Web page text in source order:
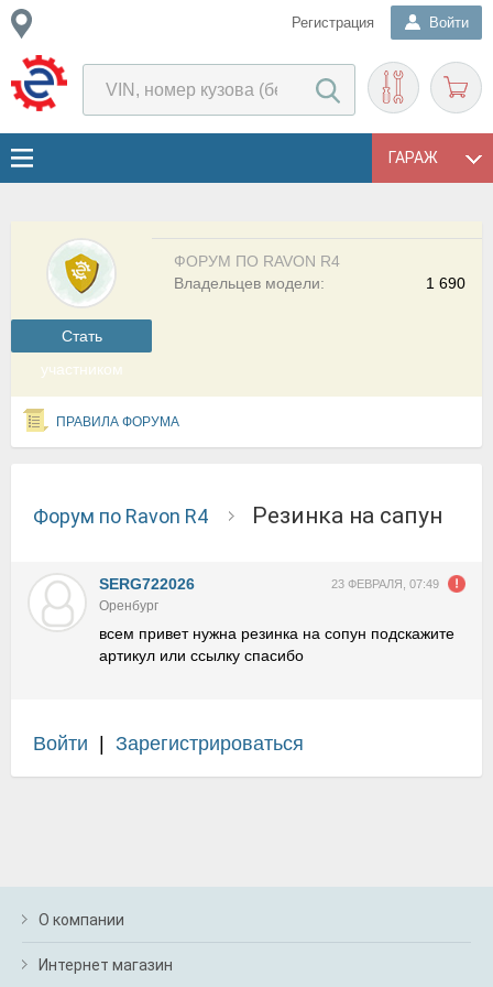
Регистрация Войти
ГАРАЖ
Cтать
участником
ФОРУМ ПО RAVON R4
1 690
Владельцев модели:
ПРАВИЛА ФОРУМА
Форум по Ravon R4 резинка на сапун
SERG722026 23 ФЕВРАЛЯ, 07:49
Оренбург
всем привет нужна резинка на сопун подскажите
артикул или ссылку спасибо
Войти Зарегистрироваться
О компании
Интернет магазин